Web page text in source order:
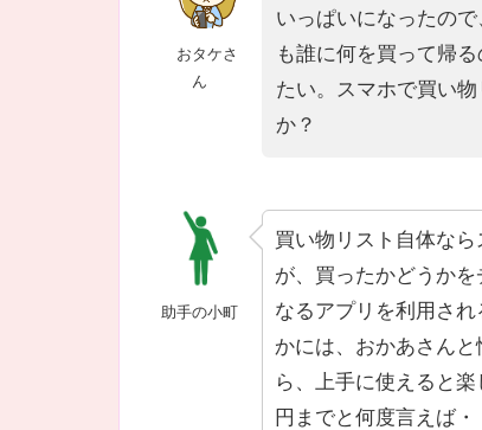
おタケさ
ん
いっぱいになったの
も誰に何を買って帰
たい。スマホで買い
か？
助手の小町
買い物リスト自体な
が、買ったかどうか
なるアプリを利用さ
かには、おかあさん
ら、上手に使えると
円までと何度言えば・